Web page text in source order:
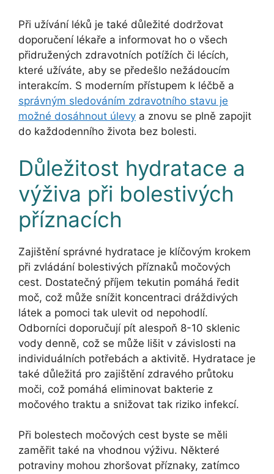
Při užívání léků je také důležité dodržovat
doporučení lékaře a informovat ho o všech
přidružených zdravotních potížích či lécích,
které užíváte, aby se předešlo nežádoucím
interakcím. S moderním přístupem k léčbě a
správným sledováním zdravotního stavu je
možné dosáhnout úlevy a znovu se plně zapojit
do každodenního života bez bolesti.
Důležitost hydratace a
výživa při bolestivých
příznacích
Zajištění správné hydratace je klíčovým krokem
při zvládání bolestivých příznaků močových
cest. Dostatečný příjem tekutin pomáhá ředit
moč, což může snížit koncentraci dráždivých
látek a pomoci tak ulevit od nepohodlí.
Odborníci doporučují pít alespoň 8-10 sklenic
vody denně, což se může lišit v závislosti na
individuálních potřebách a aktivitě. Hydratace je
také důležitá pro zajištění zdravého průtoku
moči, což pomáhá eliminovat bakterie z
močového traktu a snižovat tak riziko infekcí.
Při bolestech močových cest byste se měli
zaměřit také na vhodnou výživu. Některé
potraviny mohou zhoršovat příznaky, zatímco